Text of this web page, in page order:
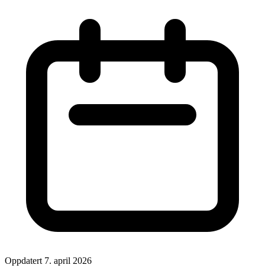
Oppdatert 7. april 2026